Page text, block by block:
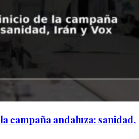
campaña andaluza: sanidad,